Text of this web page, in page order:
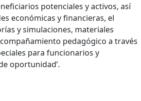
potenciales y activos, así
económicas y financieras, el
y simulaciones, materiales
pedagógico a través
para funcionarios y
oportunidad’.